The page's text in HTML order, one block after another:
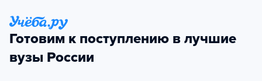
Готовим к поступлению в лучшие
вузы России